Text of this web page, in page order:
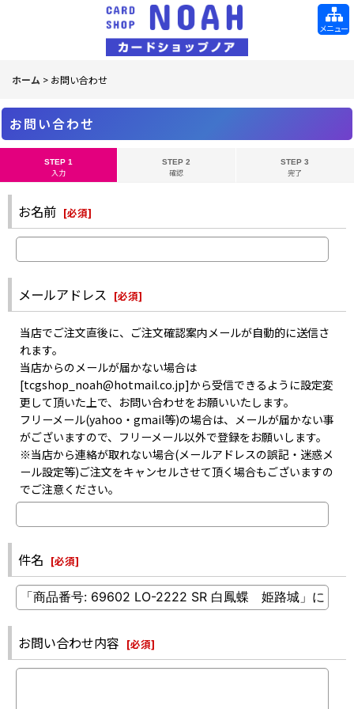
メニュー
ホーム > お問い合わせ
お問い合わせ
STEP 1
入力
STEP 2
確認
STEP 3
完了
お名前 [必須]
メールアドレス [必須]
当店でご注文直後に、ご注文確認案内メールが自動的に送信さ
れます。
当店からのメールが届かない場合は
[tcgshop_noah@hotmail.co.jp]から受信できるように設定変
更して頂いた上で、お問い合わせをお願いいたします。
フリーメール(yahoo・gmail等)の場合は、メールが届かない事
がございますので、フリーメール以外で登録をお願いします。
※当店から連絡が取れない場合(メールアドレスの誤記・迷惑メ
ール設定等)ご注文をキャンセルさせて頂く場合もございますの
でご注意ください。
件名 [必須]
お問い合わせ内容 [必須]